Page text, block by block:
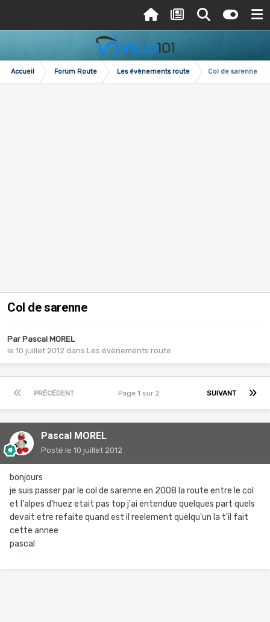
Accueil Forum Route Les évènements route Col de sarenne
Col de sarenne
Par Pascal MOREL
le 10 juillet 2012 dans Les évènements route
PRÉCÉDENT SUIVANT
Page 1 sur 2
Pascal MOREL
Posté le 10 juillet 2012
bonjours
je suis passer par le col de sarenne en 2008 la route entre le col
et l'alpes d'huez etait pas top j'ai entendue quelques part quels
devait etre refaite quand est il reelement quelqu'un la t'il fait
cette annee
pascal